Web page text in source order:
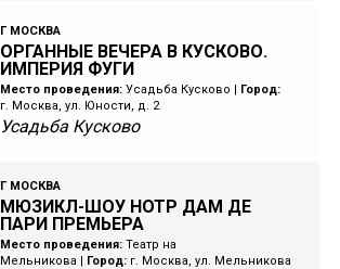
Г МОСКВА
ОРГАННЫЕ ВЕЧЕРА В КУСКОВО.
ИМПЕРИЯ ФУГИ
Место проведения: Усадьба Кусково
Город:
г. Москва, ул. Юности, д. 2
Усадьба Кусково
Г МОСКВА
МЮЗИКЛ-ШОУ НОТР ДАМ ДЕ
ПАРИ ПРЕМЬЕРА
Место проведения: Театр на
Мельникова
Город: г. Москва, ул. Мельникова